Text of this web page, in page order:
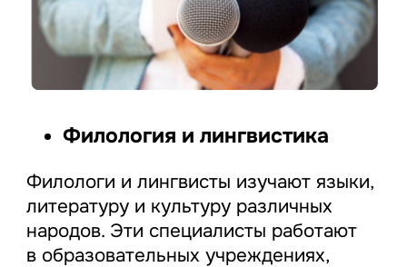
Филология и лингвистика
Филологи и лингвисты изучают языки,
литературу и культуру различных
народов. Эти специалисты работают
в образовательных учреждениях,